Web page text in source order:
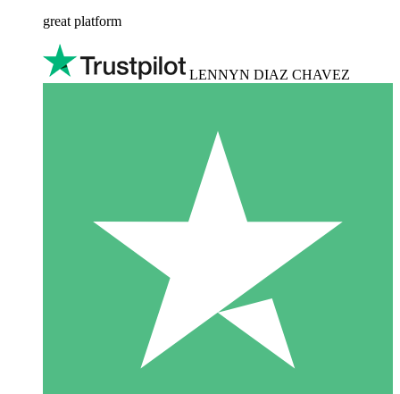
great platform
LENNYN DIAZ CHAVEZ